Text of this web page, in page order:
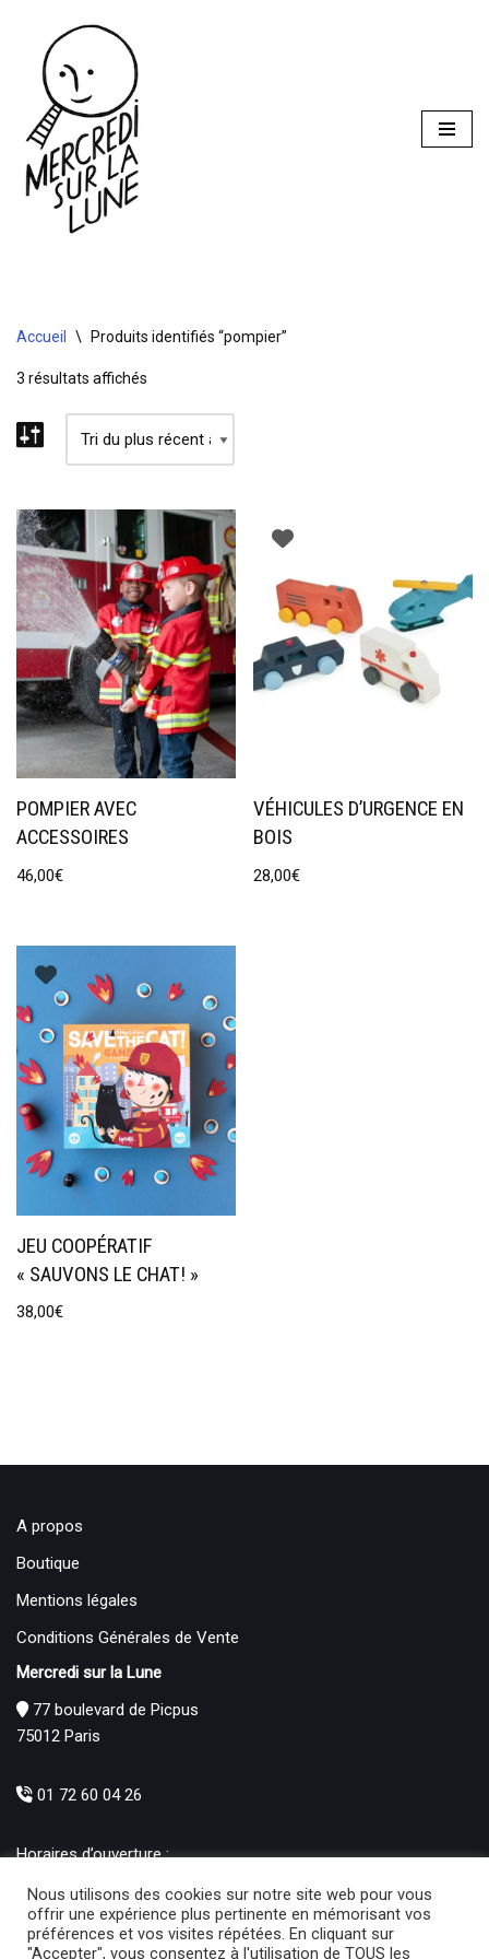
Aller
contenu
Accueil \ Produits identifiés “pompier”
3 résultats affichés
POMPIER AVEC
ACCESSOIRES
46,00€
VÉHICULES D’URGENCE EN
BOIS
28,00€
JEU COOPÉRATIF
« SAUVONS LE CHAT! »
38,00€
A propos
Boutique
Mentions légales
Conditions Générales de Vente
Mercredi sur la Lune
77 boulevard de Picpus
75012 Paris
01 72 60 04 26
Horaires d’ouverture :
Mercredi au Samedi : 10h30 – 19h00
Produits
Nous utilisons des cookies sur notre site web pour vous
offrir une expérience plus pertinente en mémorisant vos
préférences et vos visites répétées. En cliquant sur
"Accepter", vous consentez à l'utilisation de TOUS les